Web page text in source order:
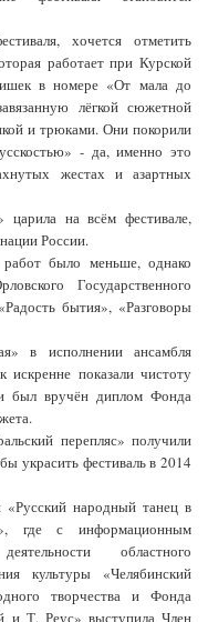
хочется отметить
работает при Курской
в номере «От мала до
лёгкой сюжетной
и трюками. Они покорили
- да, именно это
жестах и азартных
царила на всём фестивале,
России.
было меньше, однако
Государственного
бытия», «Разговоры
в исполнении ансамбля
показали чистоту
был вручён диплом Фонда
перепляс» получили
украсить фестиваль в 2014
народный танец в
где с информационным
областного
культуры «Челябинский
творчества и Фонда
и Т. Реус» выступила Член